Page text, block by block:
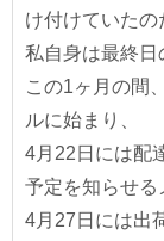
け付けていたの
私自身は最終日
この1ヶ月の間
ルに始まり、
4月22日には配
予定を知らせる
4月27日には出